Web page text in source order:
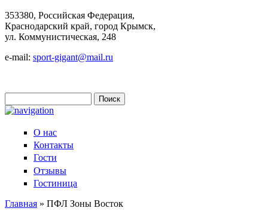
353380, Российская Федерация,
Краснодарский край, город Крымск,
ул. Коммунистическая, 248
e-mail: sport-gigant@mail.ru
Форма поиска
О нас
Контакты
Гости
Отзывы
Гостиница
Главная » ПФЛ Зоны Восток